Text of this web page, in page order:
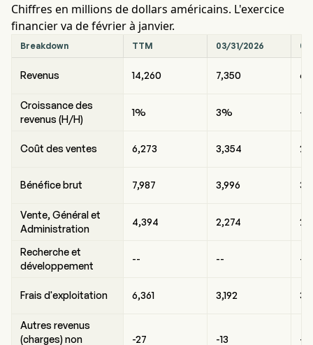
Chiffres en millions de dollars américains. L'exercice
financier va de février à janvier.
Breakdown TTM 03/31/2026
Revenus 14,260 7,350
Croissance des
revenus (H/H)
1% 3% -
Coût des ventes 6,273 3,354
Bénéfice brut 7,987 3,996
Vente, Général et
Administration
4,394 2,274
Recherche et
développement
-- -- --
Frais d'exploitation 6,361 3,192
Autres revenus
(charges) non
-27 -13 -13